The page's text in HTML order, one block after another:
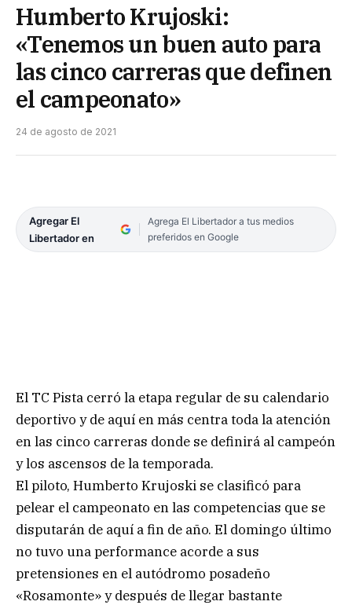
Humberto Krujoski:
«Tenemos un buen auto para
las cinco carreras que definen
el campeonato»
24 de agosto de 2021
Agregar El
Libertador en
Agrega El Libertador a tus medios
preferidos en Google
El TC Pista cerró la etapa regular de su calendario
deportivo y de aquí en más centra toda la atención
en las cinco carreras donde se definirá al campeón
y los ascensos de la temporada.
El piloto, Humberto Krujoski se clasificó para
pelear el campeonato en las competencias que se
disputarán de aquí a fin de año. El domingo último
no tuvo una performance acorde a sus
pretensiones en el autódromo posadeño
«Rosamonte» y después de llegar bastante